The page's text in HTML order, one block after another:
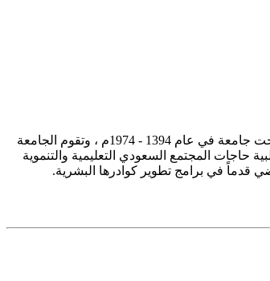
تأسست جامعة الإمام محمد بن سعود الإسلامية ممثلة في كلية الشريعة في سنة 1373هـ 1953م، وتطورت منذ ذلك الحين بصورة جذرية حتى أصبحت جامعة في عام 1394 - 1974م ، وتقوم الجامعة
حاجات المجتمع السعودي التعليمية والتنموية
قدماً في برامج تطوير كوادرها البشرية.